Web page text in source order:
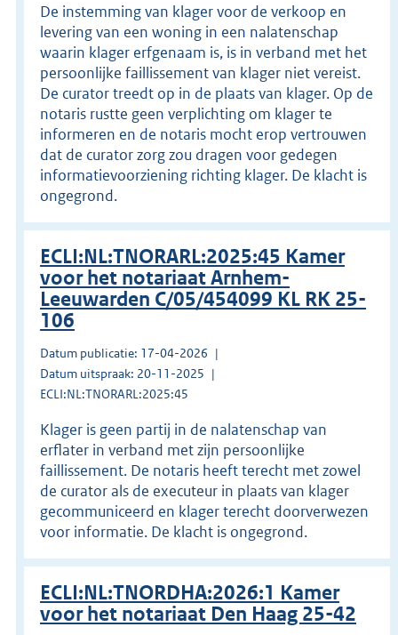
De instemming van klager voor de verkoop en
levering van een woning in een nalatenschap
waarin klager erfgenaam is, is in verband met het
persoonlijke faillissement van klager niet vereist.
De curator treedt op in de plaats van klager. Op de
notaris rustte geen verplichting om klager te
informeren en de notaris mocht erop vertrouwen
dat de curator zorg zou dragen voor gedegen
informatievoorziening richting klager. De klacht is
ongegrond.
ECLI:NL:TNORARL:2025:45 Kamer
voor het notariaat Arnhem-
Leeuwarden C/05/454099 KL RK 25-
106
Datum publicatie: 17-04-2026
Datum uitspraak: 20-11-2025
ECLI:NL:TNORARL:2025:45
Klager is geen partij in de nalatenschap van
erflater in verband met zijn persoonlijke
faillissement. De notaris heeft terecht met zowel
de curator als de executeur in plaats van klager
gecommuniceerd en klager terecht doorverwezen
voor informatie. De klacht is ongegrond.
ECLI:NL:TNORDHA:2026:1 Kamer
voor het notariaat Den Haag 25-42